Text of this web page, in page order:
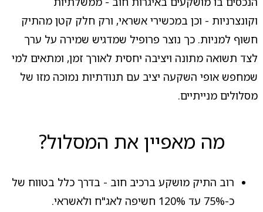
וקונצרניות - וכן במכשירי אשראי, ורק חלק קטן מהתיק
חשוף למניות. כך נוצר פרופיל שמדגיש שמירה על ערך
לצד תשואה מתונה ויציבה יחסית לאורך זמן, ומתאים למי
שמחפש אופי השקעה יציב עם תנודתיות נמוכה מזו של
מסלולים מנייתיים.
מה מאפיין את המסלול?
רוב התיק מושקע ברכיב חוב - בדרך כלל בטווח של
כ-75% עד 120% חשיפה לאג"ח ולאשראי.